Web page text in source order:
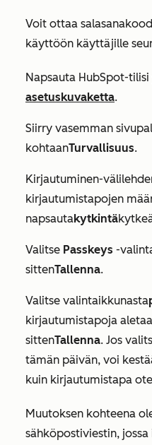
Voit ottaa
käyttöön käyttäjille
Napsauta HubSpot-
asetuskuvaketta.
Siirry vasemman
kohtaanTurvallisuus.
Kirjautuminen-
kirjautumistapojen
napsautakytkintä
Valitse Passkeys -
sittenTallenna.
Valitse valintaikkunasta
kirjautumistapoja
sittenTallenna. Jos
tämän päivän, voi
kuin kirjautumistapa
Muutoksen kohteena
sähköpostiviestin,